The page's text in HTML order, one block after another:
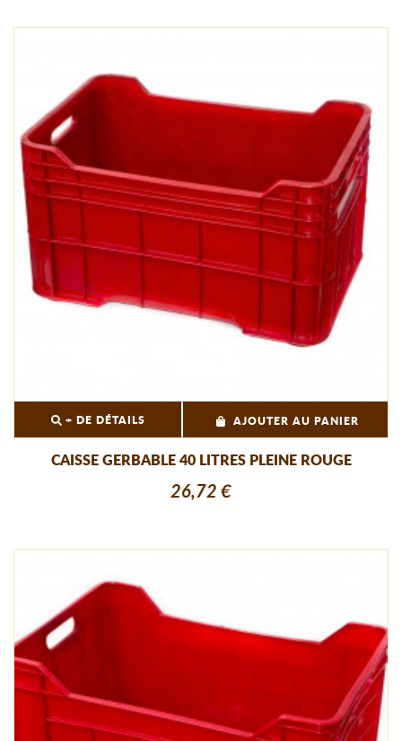
+ DE DÉTAILS AJOUTER AU PANIER
CAISSE GERBABLE 40 LITRES PLEINE ROUGE
26,72 €